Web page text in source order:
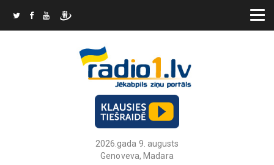
2026.gada 9. augusts
Genoveva, Madara